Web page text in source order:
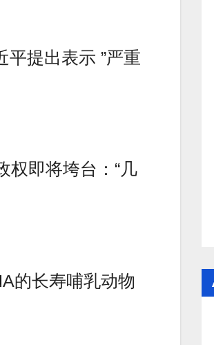
平提出表示 ”严重
权即将垮台：“几
的长寿哺乳动物